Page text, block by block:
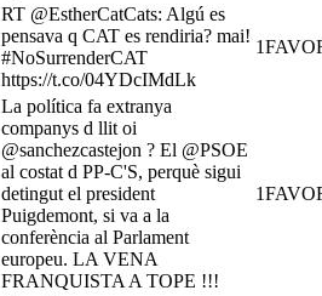
RT @EstherCatCats: Algú es
pensava q CAT es rendiria? mai!
#NoSurrenderCAT
https://t.co/04YDcIMdLk
1
La política fa extranya
companys d llit oi
@sanchezcastejon ? El @PSOE
al costat d PP-C'S, perquè sigui
detingut el president
Puigdemont, si va a la
conferència al Parlament
europeu. LA VENA
FRANQUISTA A TOPE !!!
1